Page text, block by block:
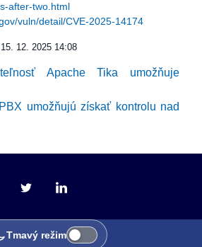
after-two.html
vuln/detail/CVE-2025-14174
15. 12. 2025 14:08
Apache Tika umožňuje
umožňujú získať kontrolu nad
Tmavý režim